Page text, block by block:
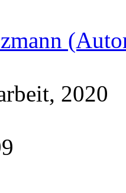
2020